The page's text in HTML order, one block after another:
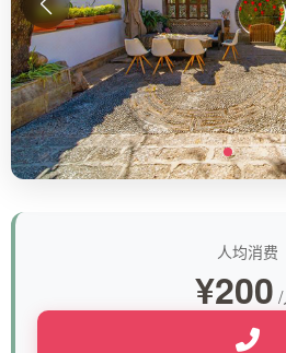
人均消费
¥200